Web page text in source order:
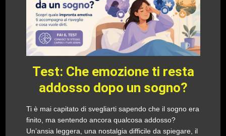
Test: Che emozione ti resta
addosso dopo un sogno?
Ti è mai capitato di svegliarti sapendo che il sogno era
finito, ma sentendo ancora qualcosa addosso?
Un’ansia leggera, una nostalgia difficile da spiegare, il